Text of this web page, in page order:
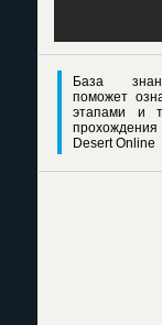
База
поможет
этапами и
Desert Online